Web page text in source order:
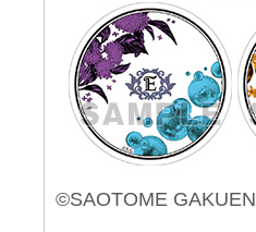
©SAOTOME GAKUEN